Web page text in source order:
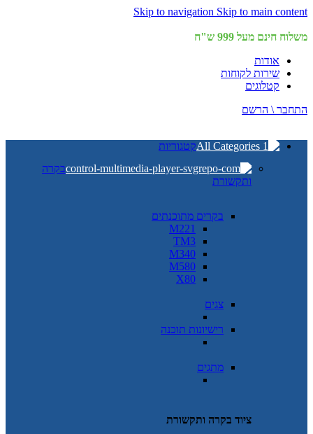
Skip to navigation Skip to main content
משלוח חינם מעל 999 ש"ח
אודות
שירות לקוחות
קטלוגים
התחבר \ הרשם
קטגוריות
בקרה
ותקשורת
בקרים מתוכנתים
M221
TM3
M340
M580
X80
צגים
רישיונות תוכנה
מתגים
ציוד בקרה ותקשורת